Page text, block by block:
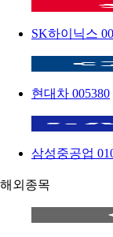
SK하이닉스
현대차 005380
삼성중공업
해외종목